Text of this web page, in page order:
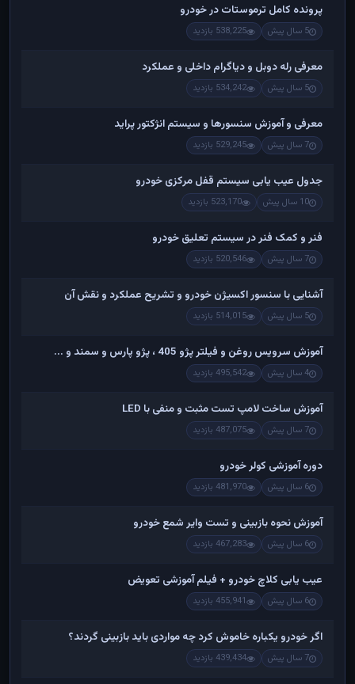
پرونده کامل ترموستات در خودرو
5 سال پیش 538,225 بازدید
معرفی رله دوبل و دیاگرام داخلی و عملکرد
5 سال پیش 534,242 بازدید
معرفی و آموزش سنسورها و سیستم انژکتور پراید
7 سال پیش 529,245 بازدید
جدول عیب یابی سیستم قفل مرکزی خودرو
10 سال پیش 523,170 بازدید
فنر و کمک فنر در سیستم تعلیق خودرو
7 سال پیش 520,546 بازدید
آشنایی با سنسور اکسیژن خودرو و تشریح عملکرد و نقش آن
5 سال پیش 514,015 بازدید
آموزش سرویس روغن و فیلتر پژو 405 ، پژو پارس و سمند و ...
4 سال پیش 495,542 بازدید
آموزش ساخت لامپ تست مثبت و منفی با LED
7 سال پیش 487,075 بازدید
دوره آموزشی کولر خودرو
6 سال پیش 481,970 بازدید
آموزش نحوه بازبینی و تست وایر شمع خودرو
6 سال پیش 467,283 بازدید
عیب یابی کلاچ خودرو + فیلم آموزشی تعویض
6 سال پیش 455,941 بازدید
اگر خودرو یکباره خاموش کرد چه مواردی باید بازبینی گردند؟
7 سال پیش 439,434 بازدید